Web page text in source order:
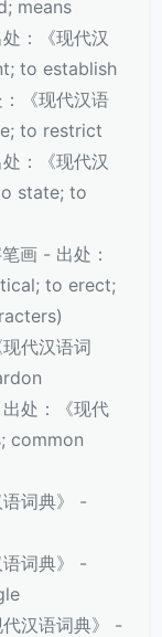
means
：《现代汉
to establish
《现代汉语
to restrict
：《现代汉
state; to
画 - 出处：
to erect;
代汉语词
处：《现代
common
词典》 -
词典》 -
汉语词典》 -